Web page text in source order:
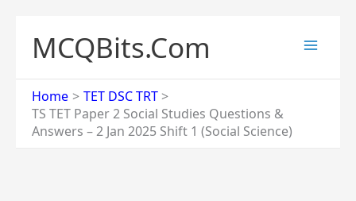
content
MCQBits.Com
Home
TET DSC TRT
TS TET Paper 2 Social Studies Questions &
Answers – 2 Jan 2025 Shift 1 (Social Science)